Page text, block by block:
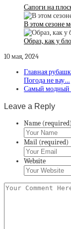
Сапоги на
В этом сезоне
Образ, как у
10 мая, 2024
Главная
Погода не вау…
Самый модный
Leave a Reply
Name (required)
Mail (required)
Website